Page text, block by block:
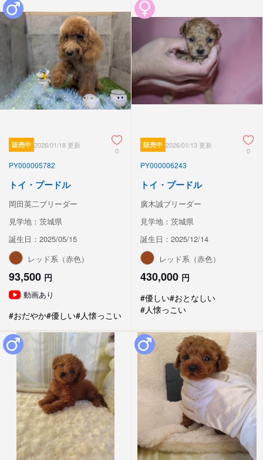
販売中 2026/01/18 更新
0
PY000005782
トイ・プードル
岡田英二ブリーダー
見学地：茨城県
誕生日：2025/05/15
レッド系（赤色）
93,500 円
動画あり
#おだやか#優しい#人懐っこい
販売中 2026/01/13 更新
0
PY000006243
トイ・プードル
廣木誠ブリーダー
見学地：茨城県
誕生日：2025/12/14
レッド系（赤色）
430,000 円
#優しい#おとなしい
#人懐っこい